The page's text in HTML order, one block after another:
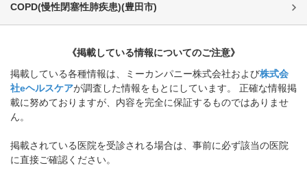
COPD(慢性閉塞性肺疾患)(豊田市)
《掲載している情報についてのご注意》
掲載している各種情報は、ミーカンパニー株式会社および株式会
社eヘルスケアが調査した情報をもとにしています。 正確な情報掲
載に努めておりますが、内容を完全に保証するものではありませ
ん。
掲載されている医院を受診される場合は、事前に必ず該当の医院
に直接ご確認ください。